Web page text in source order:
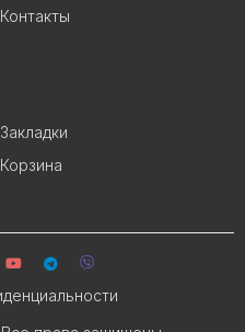
Контакты
Закладки
Корзина